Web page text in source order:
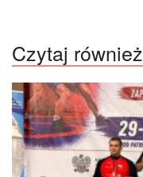
Czytaj również